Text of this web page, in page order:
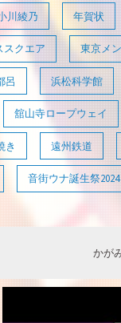
川綾乃 年賀状
スクエア 東京メ
呂 浜松科学館
舘山寺ロープウェイ
き 遠州鉄道
音街ウナ誕生祭2024
かが